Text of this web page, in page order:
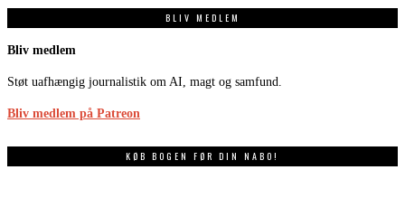
BLIV MEDLEM
Bliv medlem
Støt uafhængig journalistik om AI, magt og samfund.
Bliv medlem på Patreon
KØB BOGEN FØR DIN NABO!